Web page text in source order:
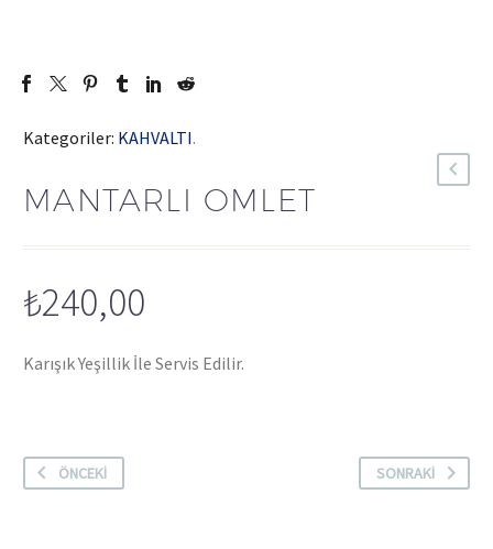
Kategoriler: KAHVALTI.
MANTARLI OMLET
₺240,00
Karışık Yeşillik İle Servis Edilir.
ÖNCEKI SONRAKI